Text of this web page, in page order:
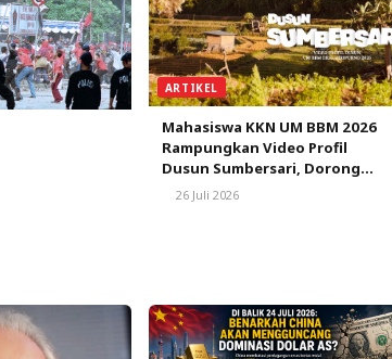
ARTIKEL
Mahasiswa KKN UM BBM 2026
Rampungkan Video Profil
Dusun Sumbersari, Dorong
Promosi Potensi Wisata,
26 Juli 2026